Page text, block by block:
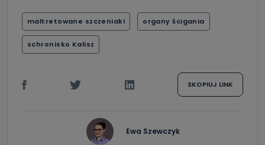
maltretowane szczeniaki organy ścigania
schronisko Kalisz
SKOPIUJ LINK
Ewa Szewczyk